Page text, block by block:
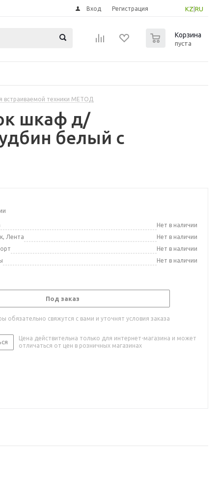
KZ RU
Вход Регистрация
Корзина
пуста
встраиваемой техники МЕТОД
шкаф д/
белый с
Нет в наличии
Лента
Нет в наличии
Нет в наличии
Нет в наличии
Под заказ
обязательно свяжутся с вами и уточнят условия заказа
Цена действительна только для интернет-магазина и может
отличаться от цен в розничных магазинах